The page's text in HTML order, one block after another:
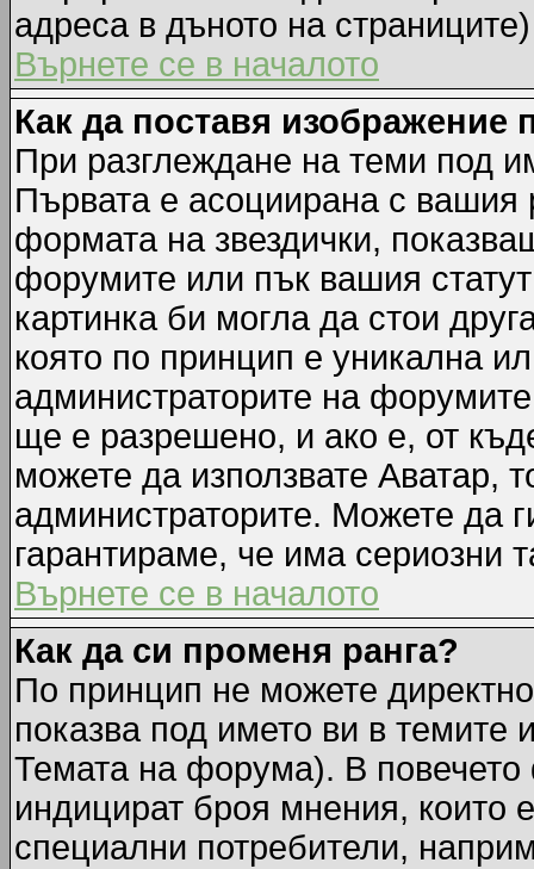
адреса в дъното на страниците)
Върнете се в началото
Как да поставя изображение
При разглеждане на теми под
Първата е асоциирана с вашия
формата на звездички,
форумите или пък вашия
картинка би могла да стои
която по принцип е уникална
администраторите на
ще е разрешено, и ако е, от
можете да използвате Аватар,
администраторите. Можете да
гарантираме, че има сериозни
Върнете се в началото
Как да си променя ранга?
По принцип не можете
показва под името ви в темите
Темата на форума). В повечето
индицират броя мнения, които
специални потребители,